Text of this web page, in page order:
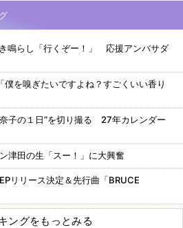
らし「行くぞー！」 応援アンバサダ
を嗅ぎたいですよね？すごくいい香り
子の１日”を切り撮る 27年カレンダー
田の生「スー！」に大興奮
リリース決定＆先行曲「BRUCE
ングをもっとみる